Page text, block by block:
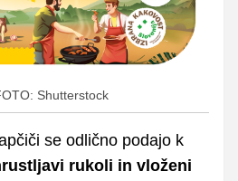
Shutterstock
se odlično podajo k
rukoli in vloženi